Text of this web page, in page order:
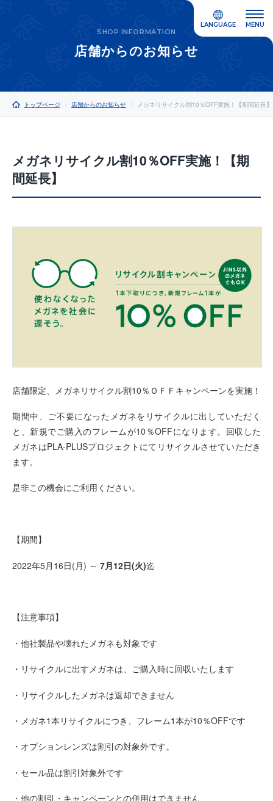
LANGUAGE MENU
SHOP INFORMATION
店舗からのお知らせ
トップページ 店舗からのお知らせ メガネリサイクル割10％OFF実施！【期間延長】
メガネリサイクル割10％OFF実施！【期
間延長】
店舗限定、メガネリサイクル割10％ＯＦＦキャンペーンを実施！
期間中、ご不要になったメガネをリサイクルに出していただく
と、新規でご購入のフレームが10％OFFになります。回収した
メガネはPLA-PLUSプロジェクトにてリサイクルさせていただき
ます。
是非この機会にご利用ください。
【期間】
2022年5月16日(月) ～ 7月12日(火)迄
【注意事項】
・他社製品や壊れたメガネも対象です
・リサイクルに出すメガネは、ご購入時に回収いたします
・リサイクルしたメガネは返却できません
・メガネ1本リサイクルにつき、フレーム1本が10％OFFです
・オプションレンズは割引の対象外です。
・ セール品は割引対象外です
・他の割引・キャンペーンとの併用はできません